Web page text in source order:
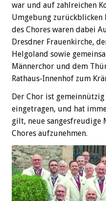
war und auf zahlreichen
Umgebung zurückblicken
des Chores waren dabei
Dresdner Frauenkirche,
Helgoland sowie
Männerchor und dem
Rathaus-Innenhof zum
Der Chor ist
eingetragen, und hat
gilt, neue sangesfreudige
Chores aufzunehmen.